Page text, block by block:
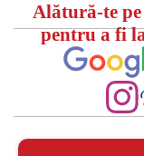
Alătură-te pe
pentru a fi